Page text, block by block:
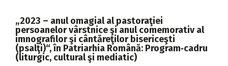
2017
2016
2015
„2023 – anul omagial al pastoraţiei
persoanelor vârstnice şi anul comemorativ al
imnografilor şi cântăreţilor bisericeşti
(psalţi)“, în Patriarhia Română: Program‑cadru
(liturgic, cultural şi mediatic)